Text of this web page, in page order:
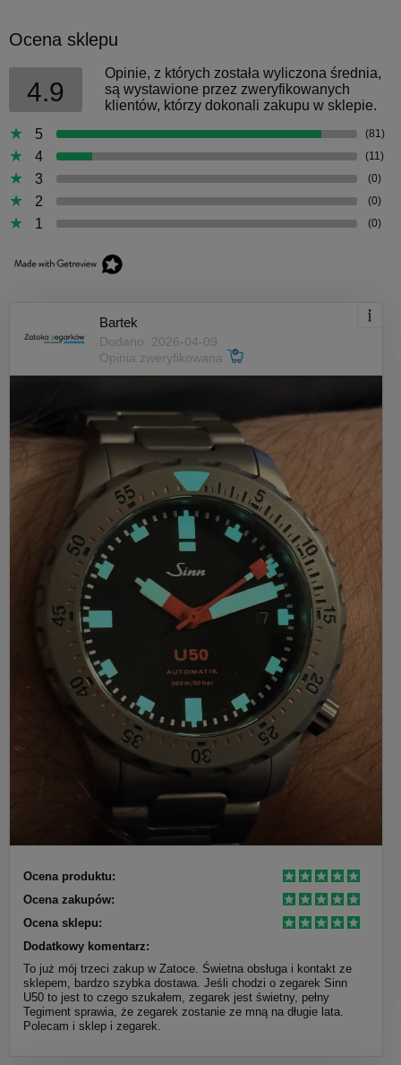
Ocena sklepu
4.9
Opinie, z których została wyliczona średnia,
są wystawione przez zweryfikowanych
klientów, którzy dokonali zakupu w sklepie.
5
(81)
4 (11)
3 (0)
2 (0)
1 (0)
Bartek
Dodano: 2026-04-09
Opinia zweryfikowana
Ocena produktu:
Ocena zakupów:
Ocena sklepu:
Dodatkowy komentarz:
To już mój trzeci zakup w Zatoce. Świetna obsługa i kontakt ze
sklepem, bardzo szybka dostawa. Jeśli chodzi o zegarek Sinn
U50 to jest to czego szukałem, zegarek jest świetny, pełny
Tegiment sprawia, że zegarek zostanie ze mną na długie lata.
Polecam i sklep i zegarek.